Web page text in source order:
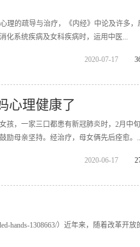
的疏导与治疗，《内经》中论及许多，
化系统疾病及女科疾病时，运用中医...
2020-07-17
心理健康了
，一家三口都患有新冠肺炎时，2月中
励母亲坚持。经治疗，母女俩先后痊愈。
2020-06-17
hands-1308663/）近年来，随着改革开放